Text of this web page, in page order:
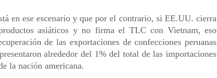
en ese escenario y que por el contrario, si EE.UU. cierra
asiáticos y no firma el TLC con Vietnam, eso
de las exportaciones de confecciones peruanas
alrededor del 1% del total de las importaciones
la nación americana.